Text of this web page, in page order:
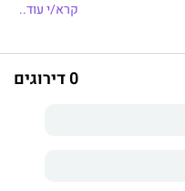
לאוסטרליה.
וטבע.
כיום באוסטרליה, בורא
הלל לנופי מולדתו, שיר
הנכחדים הללו יקרים
קרא/י עוד..
0 דירוגים